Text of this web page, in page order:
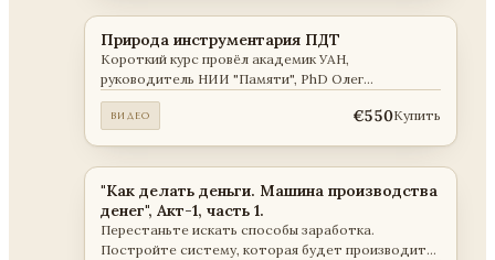
Природа инструментария ПДТ
Короткий курс провёл академик УАН,
руководитель НИИ "Памяти", PhD Олег
Викторович Мальцев . Содержание курса описано
на сайте "Академии прикладных наук"
ВИДЕО €550Купить
"Как делать деньги. Машина производства
денег", Акт-1, часть 1.
Перестаньте искать способы заработка.
Постройте систему, которая будет производить